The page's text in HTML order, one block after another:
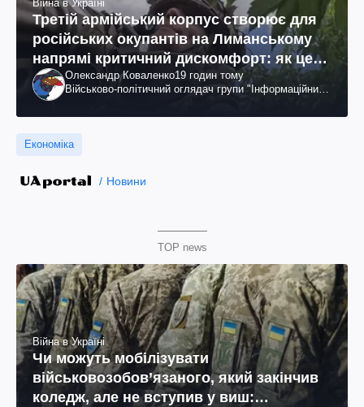
Війна в Україні
Третій армійський корпус створює для
російських окупантів на Лиманському
напрямі критичний дискомфорт: як це
вдалосяОлександр Коваленко19 годин тому
Військово-політичний оглядач групи "Інформаційний
Економіка
Новини
TOP news
Війна в Україні
Чи можуть мобілізувати
військовозобов’язаного, який закінчив
коледж, але не вступив у виш: